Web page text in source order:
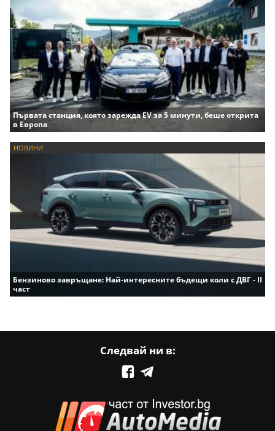
Първата станция, която зарежда EV за 5 минути, беше открита
в Европа
НОВИНИ
Бензиново завръщане: Най-интересните бъдещи коли с ДВГ - II
част
Следвай ни в: